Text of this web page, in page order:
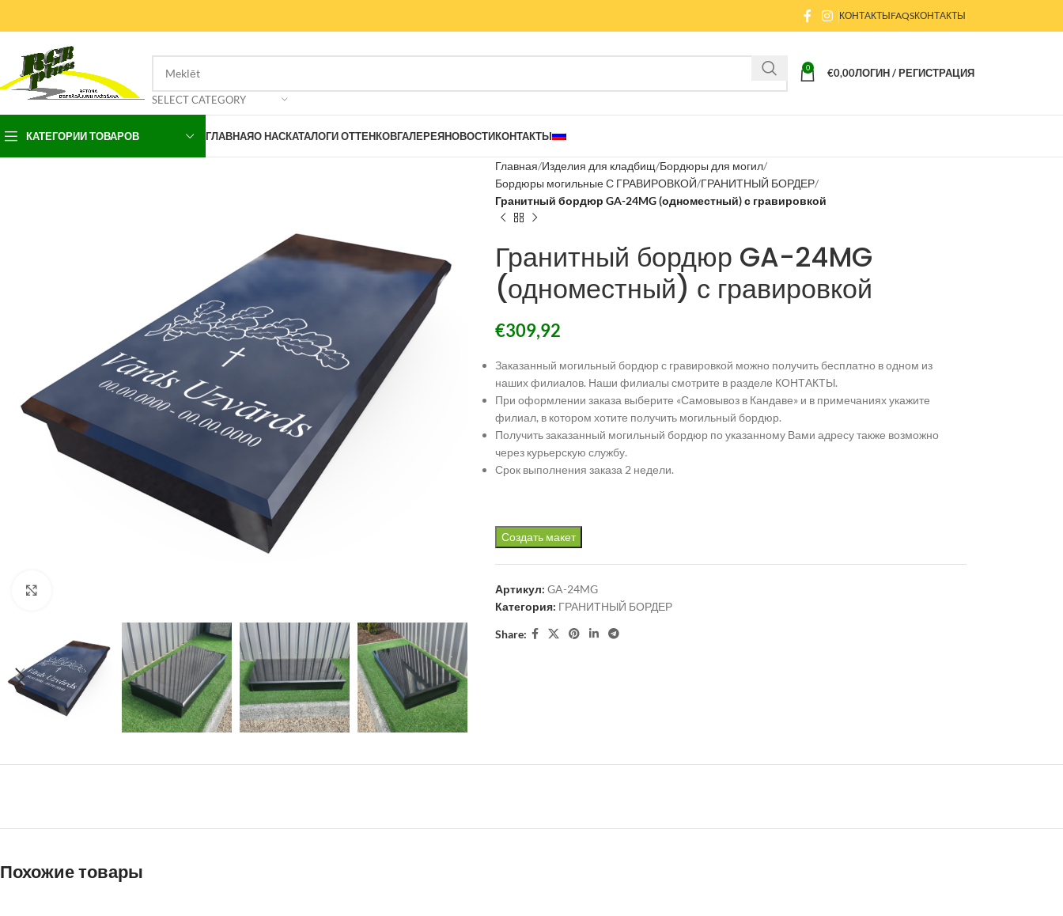
КОНТАКТЫFAQSКОНТАКТЫ
SELECT CATEGORY
0 €0,00ЛОГИН / РЕГИСТРАЦИЯ
КАТЕГОРИИ ТОВАРОВ ГЛАВНАЯО НАСКАТАЛОГИ ОТТЕНКОВГАЛЕРЕЯНОВОСТИКОНТАКТЫ
Главная Изделия для кладбищ Бордюры для могил
Бордюры могильные С ГРАВИРОВКОЙ ГРАНИТНЫЙ БОРДЕР
Гранитный бордюр GA-24MG (одноместный) с гравировкой
Гранитный бордюр GA-24MG
(одноместный) с гравировкой
€309,92
Заказанный могильный бордюр с гравировкой можно получить бесплатно в одном из
наших филиалов. Наши филиалы смотрите в разделе КОНТАКТЫ.
При оформлении заказа выберите «Самовывоз в Кандаве» и в примечаниях укажите
филиал, в котором хотите получить могильный бордюр.
Получить заказанный могильный бордюр по указанному Вами адресу также возможно
через курьерскую службу.
Срок выполнения заказа 2 недели.
Создать макет
Артикул: GA-24MG
Категория: ГРАНИТНЫЙ БОРДЕР
Share:
Похожие товары